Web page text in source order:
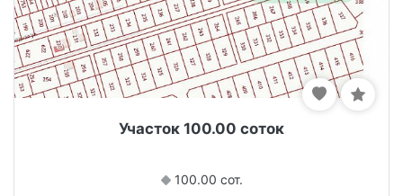
Участок 100.00 соток
100.00 сот.